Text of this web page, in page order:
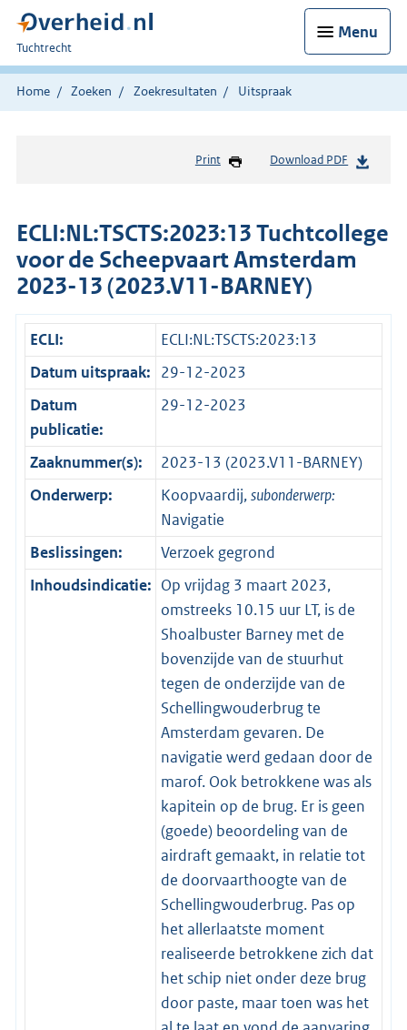
Menu
U
bent
hier:
Tuchtrecht
Home Zoeken Zoekresultaten Uitspraak
Print Download PDF
ECLI:NL:TSCTS:2023:13 Tuchtcollege
voor de Scheepvaart Amsterdam
2023-13 (2023.V11-BARNEY)
ECLI:
ECLI:NL:TSCTS:2023:13
Datum uitspraak: 29-12-2023
Datum
publicatie:
29-12-2023
Zaaknummer(s):
2023-13 (2023.V11-BARNEY)
Onderwerp:
Koopvaardij,subonderwerp:
Navigatie
Beslissingen:
Verzoek gegrond
Inhoudsindicatie: Op vrijdag 3 maart 2023,
omstreeks 10.15 uur LT, is de
Shoalbuster Barney met de
bovenzijde van de stuurhut
tegen de onderzijde van de
Schellingwouderbrug te
Amsterdam gevaren. De
navigatie werd gedaan door de
marof. Ook betrokkene was als
kapitein op de brug. Er is geen
(goede) beoordeling van de
airdraft gemaakt, in relatie tot
de doorvaarthoogte van de
Schellingwouderbrug. Pas op
het allerlaatste moment
realiseerde betrokkene zich dat
het schip niet onder deze brug
door paste, maar toen was het